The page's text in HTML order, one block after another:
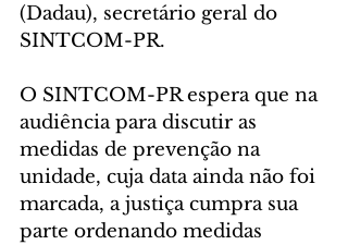
(Dadau), secretário geral do
SINTCOM-PR.
O SINTCOM-PR espera que na
audiência para discutir as
medidas de prevenção na
unidade, cuja data ainda não foi
marcada, a justiça cumpra sua
parte ordenando medidas